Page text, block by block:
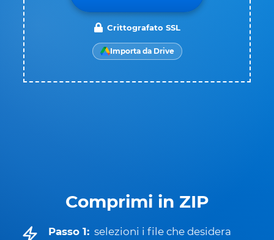
Comprimi in ZIP
Passo 1: selezioni i file che desidera
Crittografato SSL
Importa da Drive